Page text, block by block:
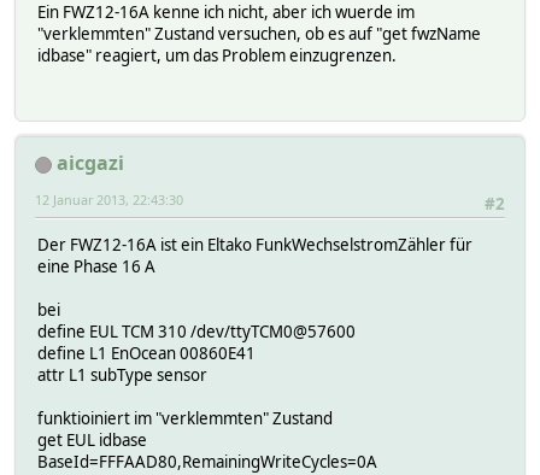
Ein FWZ12-16A kenne ich nicht, aber ich wuerde im
"verklemmten" Zustand versuchen, ob es auf "get fwzName
idbase" reagiert, um das Problem einzugrenzen.
aicgazi
#2
12 Januar 2013, 22:43:30
Der FWZ12-16A ist ein Eltako FunkWechselstromZähler für
eine Phase 16 A
bei
define EUL TCM 310 /dev/ttyTCM0@57600
define L1 EnOcean 00860E41
attr L1 subType sensor
funktioiniert im "verklemmten" Zustand
get EUL idbase
BaseId=FFFAAD80,RemainingWriteCycles=0A